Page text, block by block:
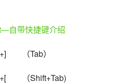
　（Tab）
　　（Shift+Tab)